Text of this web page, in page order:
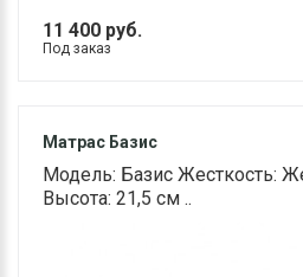
11 400 руб.
Под заказ
Матрас Базис
Модель: Базис Жесткость:
Высота: 21,5 см ..